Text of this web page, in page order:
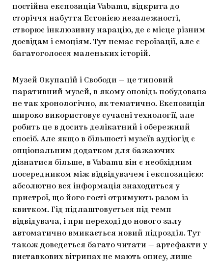
постійна експозиція Vabamu, відкрита до
сторіччя набуття Естонією незалежності,
створює інклюзивну нарацію, де є місце різним
досвідам і емоціям. Тут немає героїзації, але є
багатоголосся маленьких історій.
Музей Окупацій і Свободи — це типовий
наративний музей, в якому оповідь побудована
не так хронологічно, як тематично. Експозиція
широко використовує сучасні технології, але
робить це в досить делікатний і обережний
спосіб. Але якщо в більшості музеїв аудіогід є
опціональним додатком для бажаючих
дізнатися більше, в Vabamu він є необхідним
посередником між відвідувачем і експозицією:
абсолютно вся інформація знаходиться у
пристрої, що його гості отримують разом із
квитком. Гід підлаштовується під темп
відвідувача, і при переході до нового залу
автоматично вмикається новий підрозділ. Тут
також доведеться багато читати — артефакти у
виставкових вітринах не мають опису, лише